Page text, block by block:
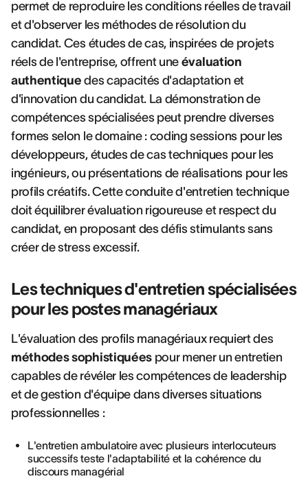
permet de reproduire les conditions réelles de travail
et d'observer les méthodes de résolution du
candidat. Ces études de cas, inspirées de projets
réels de l'entreprise, offrent une évaluation
authentique des capacités d'adaptation et
d'innovation du candidat. La démonstration de
compétences spécialisées peut prendre diverses
formes selon le domaine : coding sessions pour les
développeurs, études de cas techniques pour les
ingénieurs, ou présentations de réalisations pour les
profils créatifs. Cette conduite d'entretien technique
doit équilibrer évaluation rigoureuse et respect du
candidat, en proposant des défis stimulants sans
créer de stress excessif.
Les techniques d'entretien spécialisées
pour les postes managériaux
L'évaluation des profils managériaux requiert des
méthodes sophistiquéespour mener un entretien
capables de révéler les compétences de leadership
et de gestion d'équipe dans diverses situations
professionnelles :
L'entretien ambulatoire avec plusieurs interlocuteurs
successifs teste l'adaptabilité et la cohérence du
discours managérial